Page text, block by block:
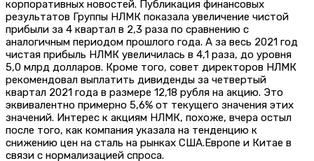
корпоративных новостей. Публикация финансовых
результатов Группы НЛМК показала увеличение чистой
прибыли за 4 квартал в 2,3 раза по сравнению с
аналогичным периодом прошлого года. А за весь 2021 год
чистая прибыль НЛМК увеличилась в 4,1 раза, до уровня
5,0 млрд долларов. Кроме того, совет директоров НЛМК
рекомендовал выплатить дивиденды за четвертый
квартал 2021 года в размере 12,18 рубля на акцию. Это
эквивалентно примерно 5,6% от текущего значения этих
значений. Интерес к акциям НЛМК, похоже, вчера остыл
после того, как компания указала на тенденцию к
снижению цен на сталь на рынках США.Европе и Китае в
связи с нормализацией спроса.